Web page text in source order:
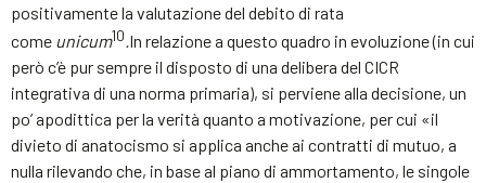
positivamente la valutazione del debito di rata
come unicum10.In relazione a questo quadro in evoluzione (in cui
però c’è pur sempre il disposto di una delibera del CICR
integrativa di una norma primaria), si perviene alla decisione, un
po’ apodittica per la verità quanto a motivazione, per cui «il
divieto di anatocismo si applica anche ai contratti di mutuo, a
nulla rilevando che, in base al piano di ammortamento, le singole